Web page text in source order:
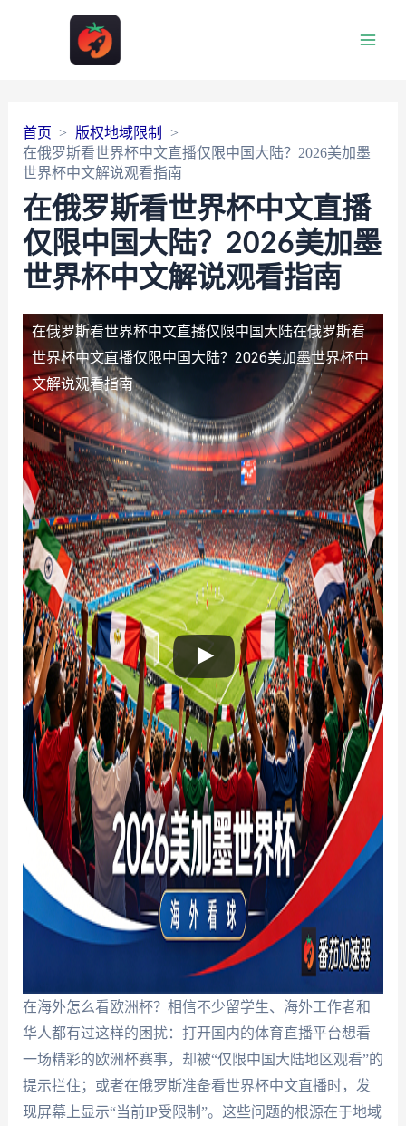
首页
版权地域限制
在俄罗斯看世界杯中文直播仅限中国大陆？2026美加墨
世界杯中文解说观看指南
在俄罗斯看世界杯中文直播
仅限中国大陆？2026美加墨
世界杯中文解说观看指南
在俄罗斯看世界杯中文直播仅限中国大陆在俄罗斯看
世界杯中文直播仅限中国大陆？2026美加墨世界杯中
文解说观看指南
在海外怎么看欧洲杯？相信不少留学生、海外工作者和
华人都有过这样的困扰：打开国内的体育直播平台想看
一场精彩的欧洲杯赛事，却被“仅限中国大陆地区观看”的
提示拦住；或者在俄罗斯准备看世界杯中文直播时，发
现屏幕上显示“当前IP受限制”。这些问题的根源在于地域